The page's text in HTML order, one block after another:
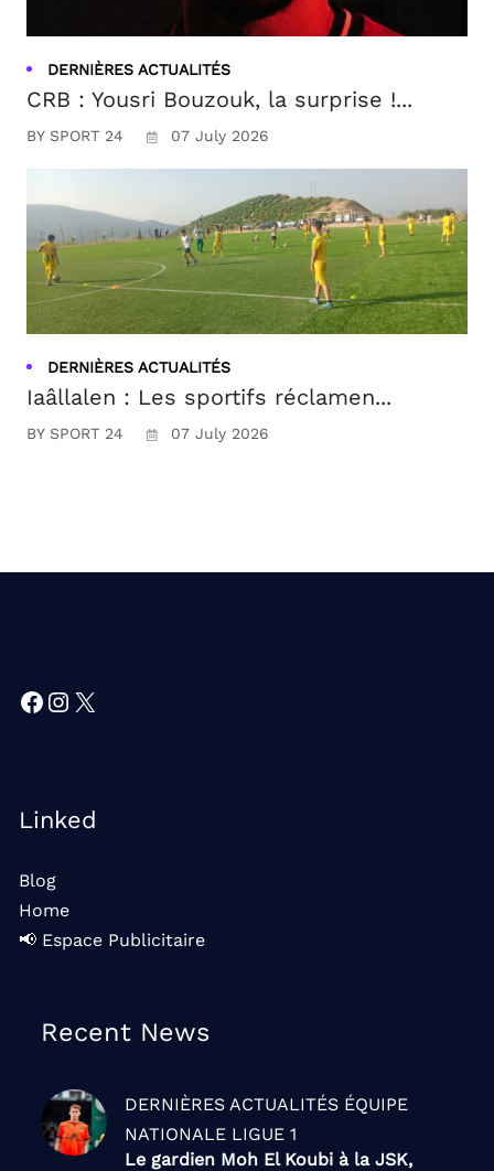
DERNIÈRES ACTUALITÉS
CRB : Yousri Bouzouk, la surprise !...
BY SPORT 24 07 July 2026
DERNIÈRES ACTUALITÉS
Iaâllalen : Les sportifs réclamen...
BY SPORT 24 07 July 2026
Facebook
Instagram
X
Linked
Blog
Home
📢 Espace Publicitaire
Recent News
DERNIÈRES ACTUALITÉS ÉQUIPE
NATIONALE LIGUE 1
Le gardien Moh El Koubi à la JSK,